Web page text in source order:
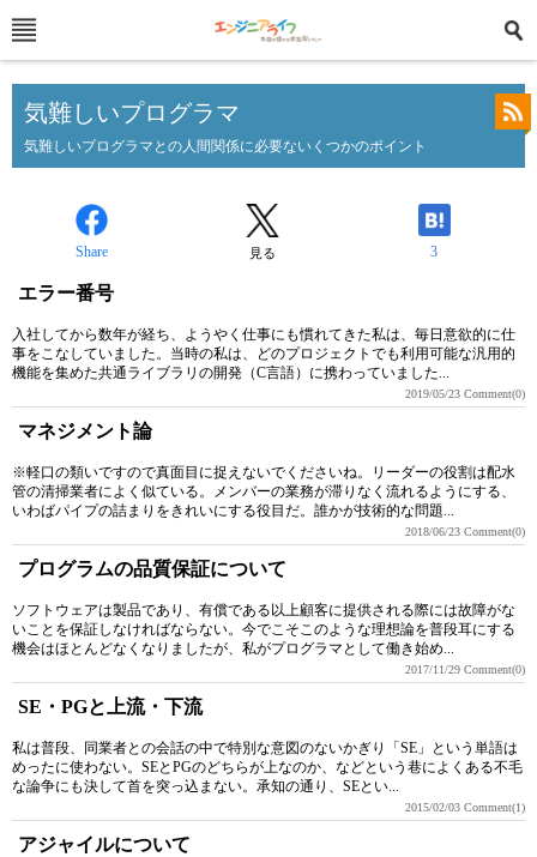
気難しいプログラマ
気難しいプログラマとの人間関係に必要ないくつかのポイント
Share 見る 3
エラー番号
入社してから数年が経ち、ようやく仕事にも慣れてきた私は、毎日意欲的に仕
事をこなしていました。当時の私は、どのプロジェクトでも利用可能な汎用的
機能を集めた共通ライブラリの開発（C言語）に携わっていました...
2019/05/23 Comment(0)
マネジメント論
※軽口の類いですので真面目に捉えないでくださいね。リーダーの役割は配水
管の清掃業者によく似ている。メンバーの業務が滞りなく流れるようにする、
いわばパイプの詰まりをきれいにする役目だ。誰かが技術的な問題...
2018/06/23 Comment(0)
プログラムの品質保証について
ソフトウェアは製品であり、有償である以上顧客に提供される際には故障がな
いことを保証しなければならない。今でこそこのような理想論を普段耳にする
機会はほとんどなくなりましたが、私がプログラマとして働き始め...
2017/11/29 Comment(0)
SE・PGと上流・下流
私は普段、同業者との会話の中で特別な意図のないかぎり「SE」という単語は
めったに使わない。SEとPGのどちらが上なのか、などという巷によくある不毛
な論争にも決して首を突っ込まない。承知の通り、SEとい...
2015/02/03 Comment(1)
アジャイルについて